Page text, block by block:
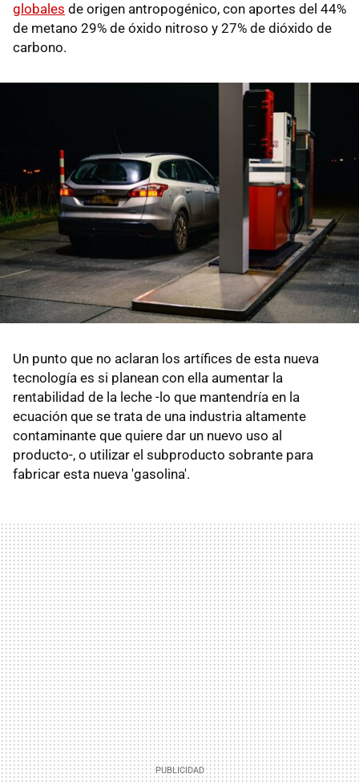
globales de origen antropogénico, con aportes del 44%
de metano 29% de óxido nitroso y 27% de dióxido de
carbono.
Un punto que no aclaran los artífices de esta nueva
tecnología es si planean con ella aumentar la
rentabilidad de la leche -lo que mantendría en la
ecuación que se trata de una industria altamente
contaminante que quiere dar un nuevo uso al
producto-, o utilizar el subproducto sobrante para
fabricar esta nueva 'gasolina'.